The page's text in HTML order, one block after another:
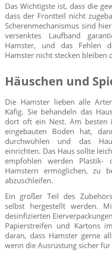
Das Wichtigste ist, dass die
dass der Frontteil nicht
Scherenmechanismus sind
versenktes Laufband
Hamster, und das Fehlen
Hamster nicht stecken bleiben
Häuschen und
Die Hamster lieben alle
Käfig. Sie behandeln das
dort oft ein Nest. Am besten
eingebauten Boden hat,
durchwühlen und das
einrichten. Das Haus sollte
empfohlen werden Plastik-
Hamstern ermöglichen, zu
abzuschleifen.
Ein großer Teil des
selbst hergestellt werden.
desinfizierten
Papierstreifen und Kartons
daran, dass Hamster gerne
wenn die Ausrüstung sicher